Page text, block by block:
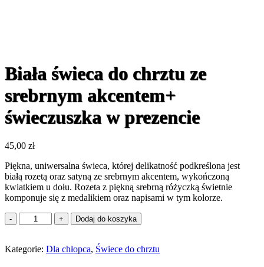
Biała świeca do chrztu ze
srebrnym akcentem+
świeczuszka w prezencie
45,00 zł
Piękna, uniwersalna świeca, której delikatność podkreślona jest
białą rozetą oraz satyną ze srebrnym akcentem, wykończoną
kwiatkiem u dołu. Rozeta z piękną srebrną różyczką świetnie
komponuje się z medalikiem oraz napisami w tym kolorze.
ilość
Biała
do
Dodaj do koszyka
Kategorie: Dla chłopca, Świece do chrztu